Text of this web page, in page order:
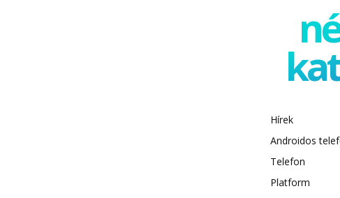
Hírek
Androidos
Telefon
Platform